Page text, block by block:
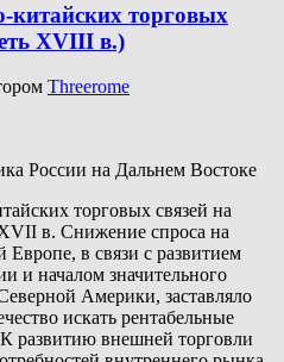
китайских торговых
XVIII в.)
Threerome
России на Дальнем Востоке
торговых связей на
в. Снижение спроса на
в связи с развитием
и началом значительного
Америки, заставляло
искать рентабельные
развитию внешней торговли